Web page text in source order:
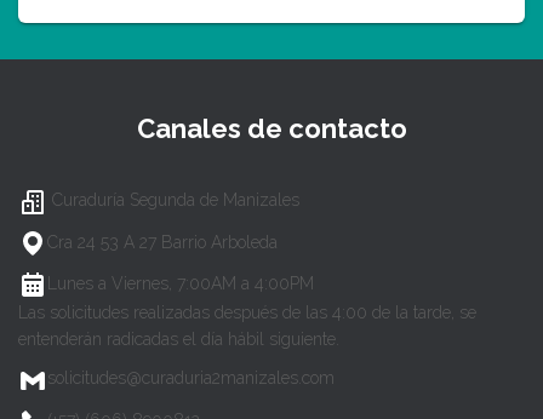
Canales de contacto
Curaduría Segunda de Manizales
Cra 24 53 A 27 Barrio Arboleda
Lunes a Viernes, 7:00AM a 4:00PM
Las solicitudes realizadas después de las 4:00 de la tarde, se
entenderán radicadas el día hábil siguiente.
solicitudes@curaduria2manizales.com